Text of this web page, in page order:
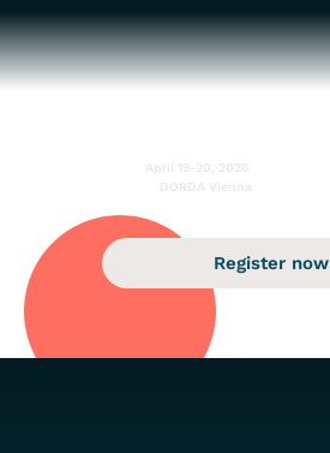
April 19-20, 2026
DORDA Vienna
Register now